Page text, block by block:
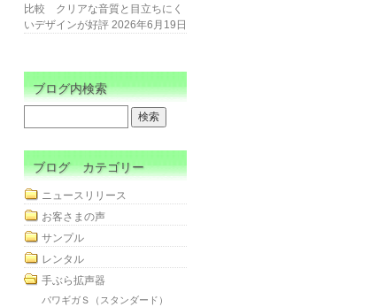
比較 クリアな音質と目立ちにく
いデザインが好評 2026年6月19日
ブログ内検索
ブログ カテゴリー
ニュースリリース
お客さまの声
サンプル
レンタル
手ぶら拡声器
パワギガＳ（スタンダード）